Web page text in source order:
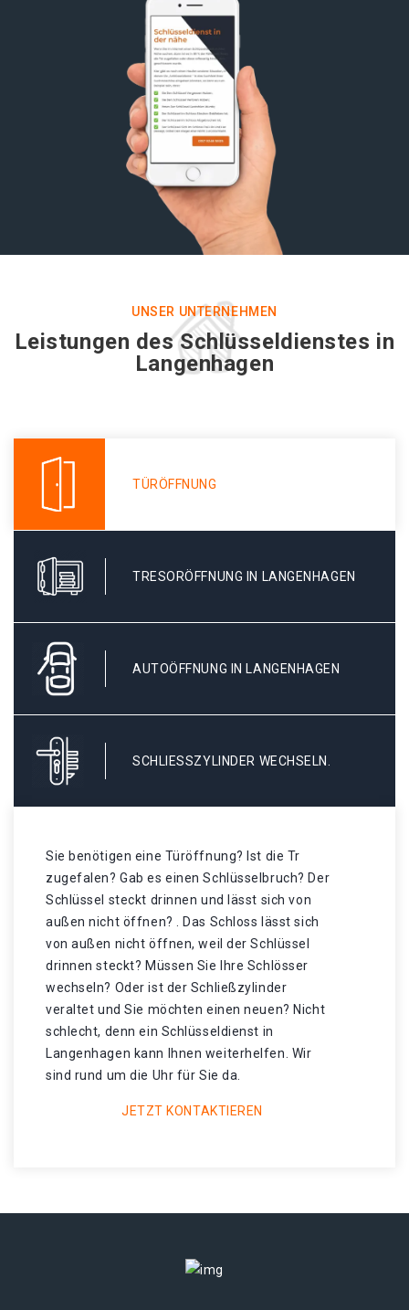
UNSER UNTERNEHMEN
Leistungen des Schlüsseldienstes in
Langenhagen
TÜRÖFFNUNG
TRESORÖFFNUNG IN LANGENHAGEN
AUTOÖFFNUNG IN LANGENHAGEN
SCHLIESSZYLINDER WECHSELN.
Sie benötigen eine Türöffnung? Ist die Tr
zugefalen? Gab es einen Schlüsselbruch? Der
Schlüssel steckt drinnen und lässt sich von
außen nicht öffnen? . Das Schloss lässt sich
von außen nicht öffnen, weil der Schlüssel
drinnen steckt? Müssen Sie Ihre Schlösser
wechseln? Oder ist der Schließzylinder
veraltet und Sie möchten einen neuen? Nicht
schlecht, denn ein Schlüsseldienst in
Langenhagen kann Ihnen weiterhelfen. Wir
sind rund um die Uhr für Sie da.
JETZT KONTAKTIEREN